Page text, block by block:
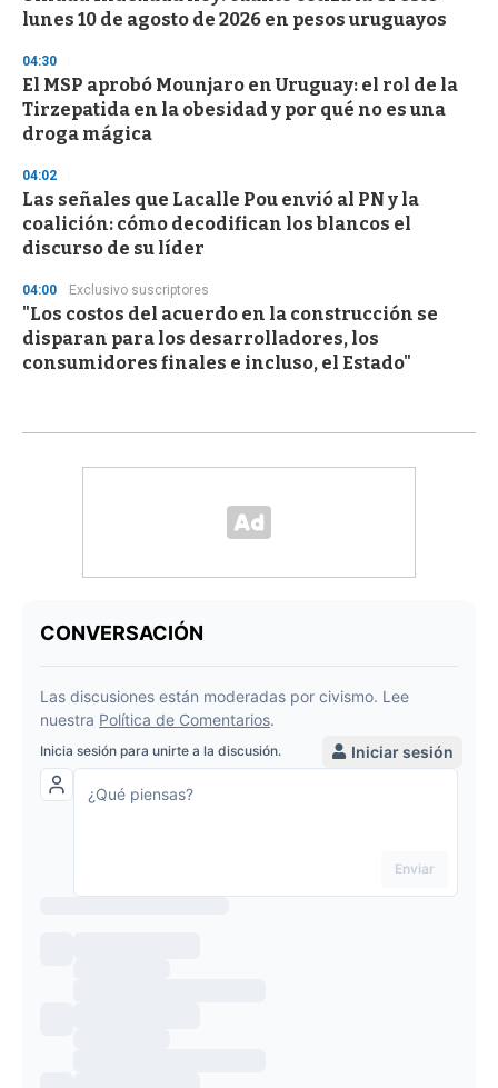
lunes 10 de agosto de 2026 en pesos uruguayos
04:30
El MSP aprobó Mounjaro en Uruguay: el rol de la
Tirzepatida en la obesidad y por qué no es una
droga mágica
04:02
Las señales que Lacalle Pou envió al PN y la
coalición: cómo decodifican los blancos el
discurso de su líder
04:00 Exclusivo suscriptores
"Los costos del acuerdo en la construcción se
disparan para los desarrolladores, los
consumidores finales e incluso, el Estado"